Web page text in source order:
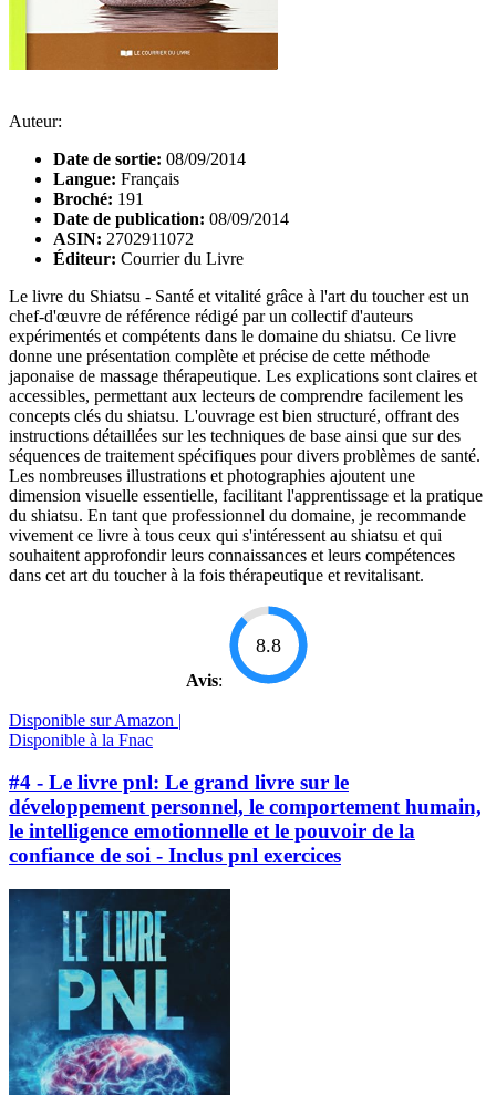
Auteur:
Date de sortie: 08/09/2014
Langue: Français
Broché: 191
Date de publication: 08/09/2014
ASIN: 2702911072
Éditeur: Courrier du Livre
Le livre du Shiatsu - Santé et vitalité grâce à l'art du toucher est un
chef-d'œuvre de référence rédigé par un collectif d'auteurs
expérimentés et compétents dans le domaine du shiatsu. Ce livre
donne une présentation complète et précise de cette méthode
japonaise de massage thérapeutique. Les explications sont claires et
accessibles, permettant aux lecteurs de comprendre facilement les
concepts clés du shiatsu. L'ouvrage est bien structuré, offrant des
instructions détaillées sur les techniques de base ainsi que sur des
séquences de traitement spécifiques pour divers problèmes de santé.
Les nombreuses illustrations et photographies ajoutent une
dimension visuelle essentielle, facilitant l'apprentissage et la pratique
du shiatsu. En tant que professionnel du domaine, je recommande
vivement ce livre à tous ceux qui s'intéressent au shiatsu et qui
souhaitent approfondir leurs connaissances et leurs compétences
dans cet art du toucher à la fois thérapeutique et revitalisant.
Avis:
8.8
Disponible sur Amazon |
Disponible à la Fnac
#4 - Le livre pnl: Le grand livre sur le
développement personnel, le comportement humain,
le intelligence emotionnelle et le pouvoir de la
confiance de soi - Inclus pnl exercices